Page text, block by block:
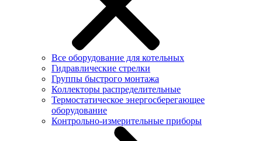
Все оборудование для котельных
Гидравлические стрелки
Группы быстрого монтажа
Коллекторы распределительные
Термостатическое энергосберегающее
оборудование
Контрольно-измерительные приборы